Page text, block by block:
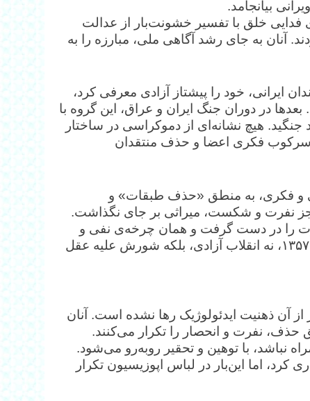
بیانجامد.
فدایی خلق با تفسیر خشونت‌بار از عدالت
آنان به جای رشد آگاهی ملی، مبارزه را به
ایرانی، خود را پیشتاز آزادی معرفی کرد،
در دوران جنگ ایران و عراق، این گروه با
هیچ نشانه‌ای از دموکراسی در ساختار
سرکوب فکری اعضا و حذف منتقدان
و فکری، به منطق «حذف طبقات» و
جز نفرت و شکست، میراثی بر جای نگذاشت.
را در دست گرفت و همان چرخه‌ی نفی و
حذف را ادامه داد. ائتلاف گروه‌های چپ و مذهبی در سال ۱۳۵۷، نه انقلاب آزادی، بلکه شورش علیه عقل
آن ذهنیت ایدئولوژیک رها نشده است. آنان
حذف، نفرت و انحصار را تکرار می‌کنند.
نباشد، با توهین و تحقیر روبه‌رو می‌شود.
کرد، اما این‌بار در لباس اپوزیسیون تکرار